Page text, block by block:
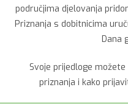
područjima djelovanja
Priznanja s dobitnicima
Dana
Svoje prijedloge
priznanja i kako